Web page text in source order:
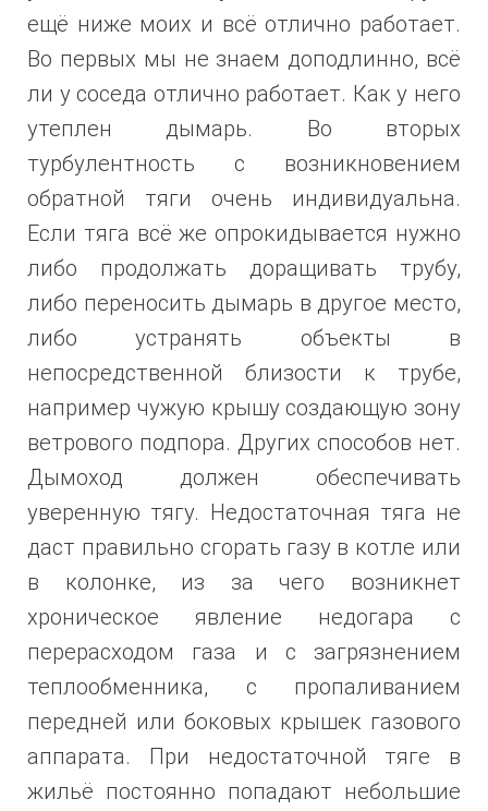
ещё ниже моих и всё отлично работает.
Во первых мы не знаем доподлинно, всё
ли у соседа отлично работает. Как у него
утеплен дымарь. Во вторых
турбулентность с возникновением
обратной тяги очень индивидуальна.
Если тяга всё же опрокидывается нужно
либо продолжать доращивать трубу,
либо переносить дымарь в другое место,
либо устранять объекты в
непосредственной близости к трубе,
например чужую крышу создающую зону
ветрового подпора. Других способов нет.
Дымоход должен обеспечивать
уверенную тягу. Недостаточная тяга не
даст правильно сгорать газу в котле или
в колонке, из за чего возникнет
хроническое явление недогара с
перерасходом газа и с загрязнением
теплообменника, с пропаливанием
передней или боковых крышек газового
аппарата. При недостаточной тяге в
жильё постоянно попадают небольшие